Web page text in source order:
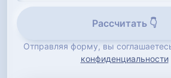
Рассчитать 👇
Отправляя форму, вы
конфиденциальности